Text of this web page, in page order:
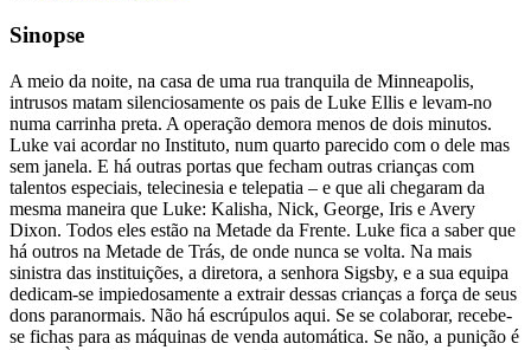
Sinopse
A meio da noite, na casa de uma rua tranquila de Minneapolis,
intrusos matam silenciosamente os pais de Luke Ellis e levam-no
numa carrinha preta. A operação demora menos de dois minutos.
Luke vai acordar no Instituto, num quarto parecido com o dele mas
sem janela. E há outras portas que fecham outras crianças com
talentos especiais, telecinesia e telepatia – e que ali chegaram da
mesma maneira que Luke: Kalisha, Nick, George, Iris e Avery
Dixon. Todos eles estão na Metade da Frente. Luke fica a saber que
há outros na Metade de Trás, de onde nunca se volta. Na mais
sinistra das instituições, a diretora, a senhora Sigsby, e a sua equipa
dedicam-se impiedosamente a extrair dessas crianças a força de seus
dons paranormais. Não há escrúpulos aqui. Se se colaborar, recebe-
se fichas para as máquinas de venda automática. Se não, a punição é